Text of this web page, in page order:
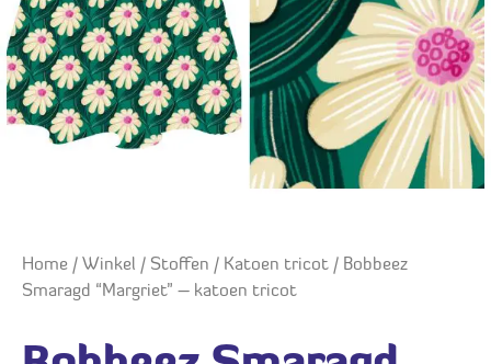
Home / Winkel / Stoffen / Katoen tricot / Bobbeez
Smaragd “Margriet” – katoen tricot